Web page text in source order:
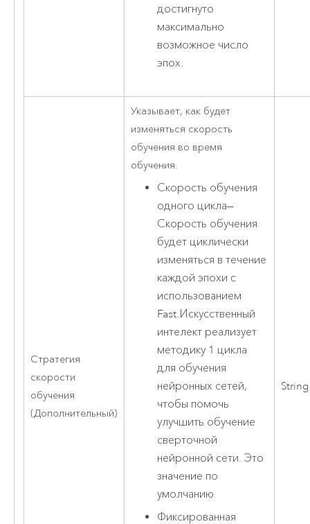
достигнуто
максимально
возможное число
эпох.
Стратегия
скорости
обучения
(Дополнительный)
Указывает, как будет
изменяться скорость
обучения во время
обучения.
Скорость обучения
одного цикла—
Скорость обучения
будет циклически
изменяться в течение
каждой эпохи с
использованием
Fast.Искусственный
интелект реализует
методику 1 цикла
для обучения
нейронных сетей,
чтобы помочь
улучшить обучение
сверточной
нейронной сети. Это
значение по
умолчанию
Фиксированная
String